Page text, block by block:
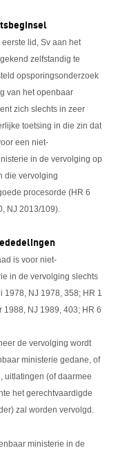
lid, Sv aan het
zelfstandig te
opsporingsonderzoek
van het openbaar
zich slechts in zeer
toetsing in die zin dat
een niet-
in de vervolging op
die vervolging
procesorde (HR 6
NJ 2013/109).
is voor niet-
in de vervolging slechts
1978, NJ 1978, 358; HR 1
1988, NJ 1989, 403; HR 6
de vervolging wordt
ministerie gedane, of
uitlatingen (of daarmee
het gerechtvaardigde
zal worden vervolgd.
ministerie in de